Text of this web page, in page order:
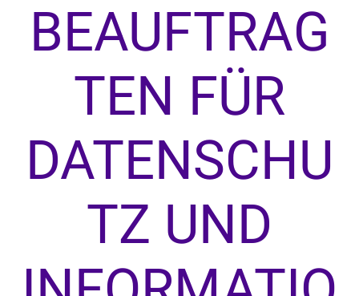
BEAUFTRAG
TEN FÜR
DATENSCHU
TZ UND